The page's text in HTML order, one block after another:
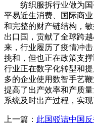
纺织服拆行业做为国
平易近生消费、国际商
和完整的财产链结构，
出口国，贡献了全球跨
来，行业履历了疫情冲
挑和，但也正在政策支
行业正在数字化转型和
多的企业使用数智手艺
提高了出产效率和产质
系统及时出产过程，实现
上一篇： 此国驳诘中国反